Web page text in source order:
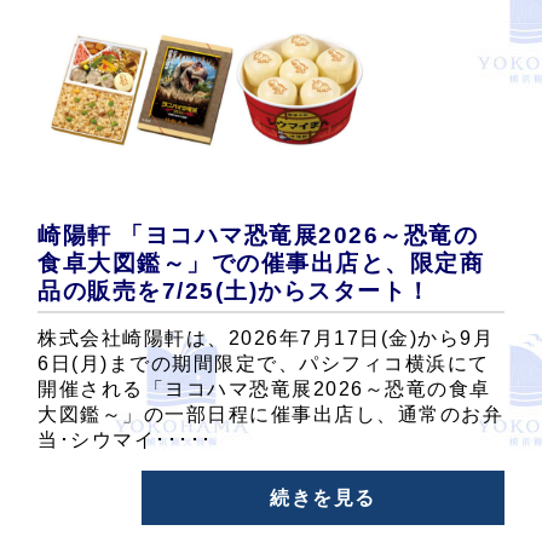
崎陽軒 「ヨコハマ恐竜展2026～恐竜の
食卓大図鑑～」での催事出店と、限定商
品の販売を7/25(土)からスタート！
株式会社崎陽軒は、2026年7月17日(金)から9月
6日(月)までの期間限定で、パシフィコ横浜にて
開催される「ヨコハマ恐竜展2026～恐竜の食卓
大図鑑～」の一部日程に催事出店し、通常のお弁
当･シウマイ･････
続きを見る